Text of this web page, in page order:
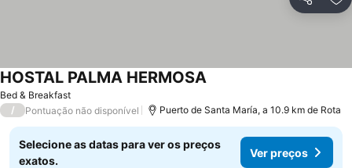
Partilhar
Bed & Breakfast
HOSTAL PALMA HERMOSAVer preços
/ Pontuação não disponível Puerto de Santa María, a 10.9 km de Rota
Selecione as datas para ver os preços
exatos.
Ver preços